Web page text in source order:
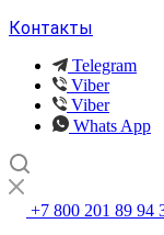
Контакты
Telegram
Viber
Viber
Whats App
+7 800 201 89 94